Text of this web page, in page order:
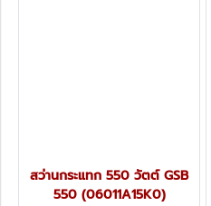
สว่านกระแทก 550 วัตต์ GSB
550 (06011A15K0)